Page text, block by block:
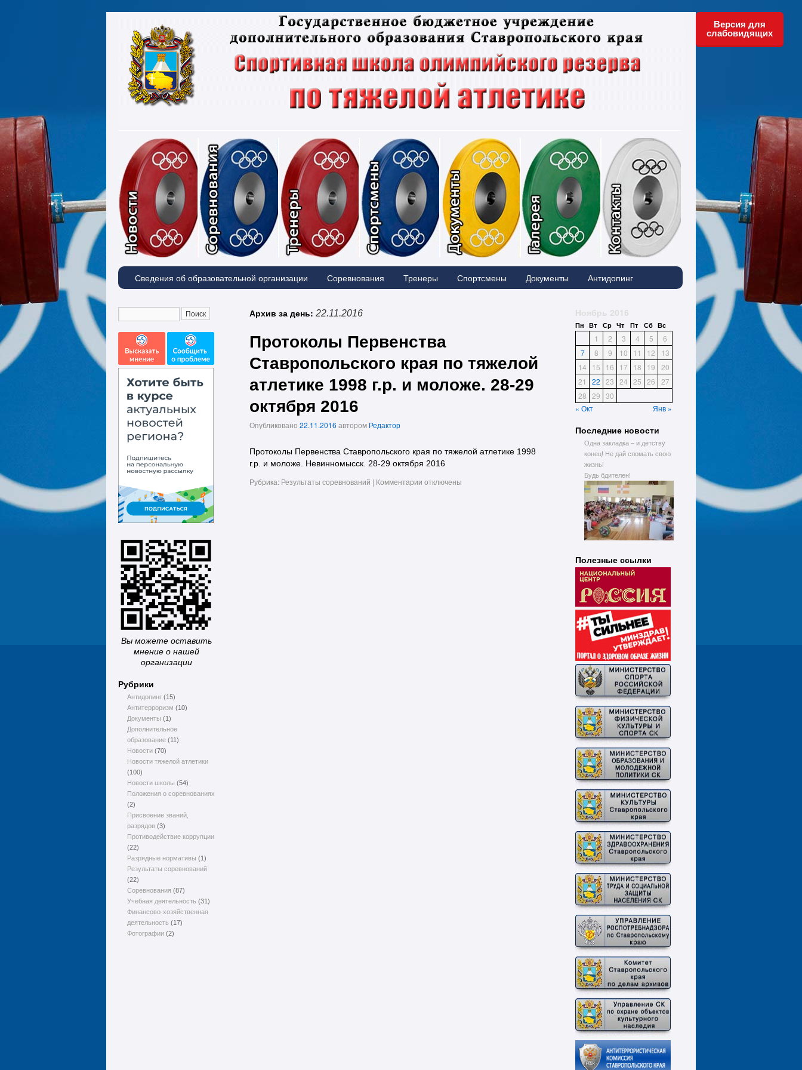
Новости Соревнования Тренеры Спортсмены Документы Фотографии
Сведения об образовательной организации Соревнования Тренеры Спортсмены Документы Антидопинг
Вы можете оставить
мнение о нашей
организации
Рубрики
Антидопинг(15)
Антитерроризм (10)
Документы (1)
Дополнительное
образование(11)
Новости(70)
Новости тяжелой атлетики
(100)
Новости школы (54)
Положения о соревнованиях
(2)
Присвоение званий,
разрядов(3)
Противодействие коррупции
(22)
Разрядные нормативы (1)
Результаты соревнований
(22)
Соревнования (87)
Учебная деятельность (31)
Финансово-хозяйственная
деятельность (17)
Фотографии(2)
Ноябрь 2016
Пн Вт Ср Чт Пт Сб Вс
« Окт Янв »
1 2 3 4 5
6
7
8 9 10 11 12
13
14
15 16 17 18 19
20
21
22 23 24 25 26
27
28 29 30
Последние новости
Одна закладка – и детству
конец! Не дай сломать свою
жизнь!
Будь бдителен!
Полезные ссылки
Версия для
слабовидящих
Архив за день: 22.11.2016
Протоколы Первенства
Ставропольского края по тяжелой
атлетике 1998 г.р. и моложе. 28-29
октября 2016
Опубликовано 22.11.2016 автором Редактор
Протоколы Первенства Ставропольского края по тяжелой атлетике 1998
г.р. и моложе. Невинномысск. 28-29 октября 2016
Рубрика: Результаты соревнований | Комментарии отключены